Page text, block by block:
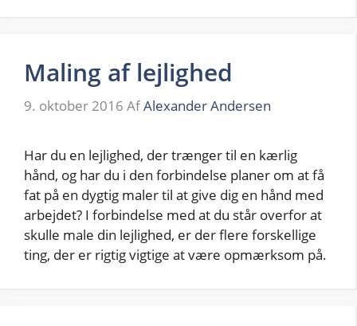
Maling af lejlighed
9. oktober 2016 AfAlexander Andersen
Har du en lejlighed, der trænger til en kærlig
hånd, og har du i den forbindelse planer om at få
fat på en dygtig maler til at give dig en hånd med
arbejdet? I forbindelse med at du står overfor at
skulle male din lejlighed, er der flere forskellige
ting, der er rigtig vigtige at være opmærksom på.